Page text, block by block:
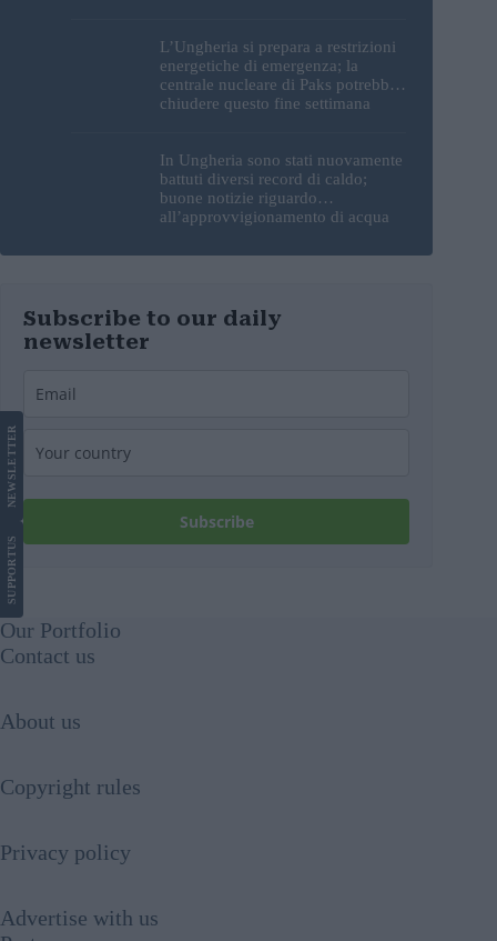
L’Ungheria si prepara a restrizioni
energetiche di emergenza; la
centrale nucleare di Paks potrebbe
chiudere questo fine settimana
In Ungheria sono stati nuovamente
battuti diversi record di caldo;
buone notizie riguardo
all’approvvigionamento di acqua
Subscribe to our daily
newsletter
Subscribe
SUPPORT
US
NEWS
LETTER
Our Portfolio
Contact us
About us
Copyright rules
Privacy policy
Advertise with us